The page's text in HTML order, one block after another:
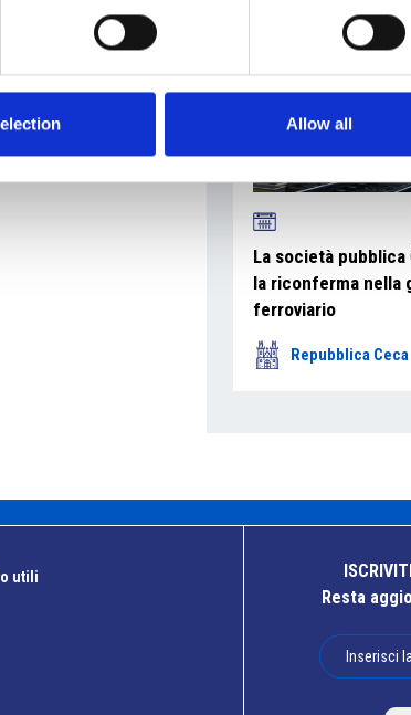
Allow all
La società pubblica
la riconferma nella
ferroviario
Repubblica Ceca
utili
Resta